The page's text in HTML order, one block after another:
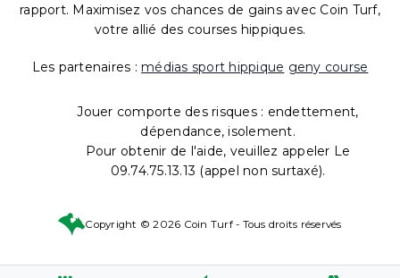
rapport. Maximisez vos chances de gains avec Coin Turf,
votre allié des courses hippiques.
Les partenaires : médias sport hippique geny course
Jouer comporte des risques : endettement,
dépendance, isolement.
Pour obtenir de l'aide, veuillez appeler Le
09.74.75.13.13 (appel non surtaxé).
Copyright © 2026 Coin Turf - Tous droits réservés